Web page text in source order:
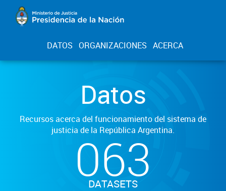
DATOS ORGANIZACIONES ACERCA
Datos
Recursos acerca del funcionamiento del sistema de
justicia de la República Argentina.
063
DATASETS